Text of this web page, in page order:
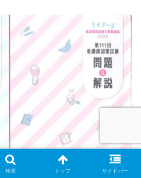
検索 トップ サイドバー